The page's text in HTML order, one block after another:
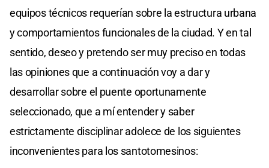
equipos técnicos requerían sobre la estructura urbana
y comportamientos funcionales de la ciudad. Y en tal
sentido, deseo y pretendo ser muy preciso en todas
las opiniones que a continuación voy a dar y
desarrollar sobre el puente oportunamente
seleccionado, que a mí entender y saber
estrictamente disciplinar adolece de los siguientes
inconvenientes para los santotomesinos: